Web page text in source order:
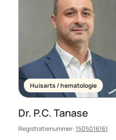
Huisarts / hematologie
Dr. P.C. Tanase
Registratienummer:1505016161